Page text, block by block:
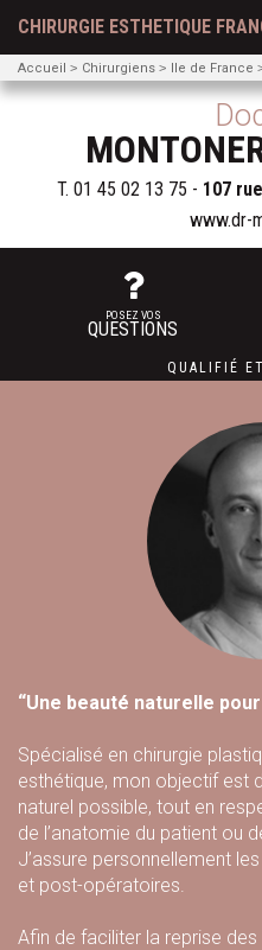
CHIRURGIE ESTHETIQUE
Accueil Chirurgiens Ile de France
T. 01 45 02 13 75 - 107
www.dr-
POSEZ VOS
QUESTIONS
QUALIFIÉ ET
“Une beauté naturelle
Spécialisé en chirurgie
esthétique, mon objectif est
naturel possible, tout en
de l’anatomie du patient ou
J’assure personnellement
et post-opératoires.
Afin de faciliter la reprise